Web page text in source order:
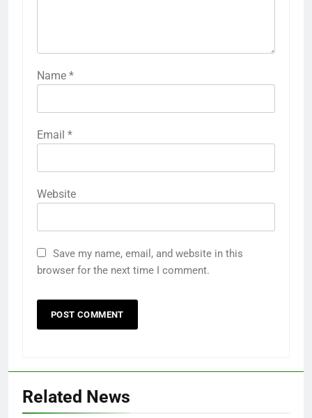
Name *
Email *
Website
Save my name, email, and website in this
browser for the next time I comment.
Related News